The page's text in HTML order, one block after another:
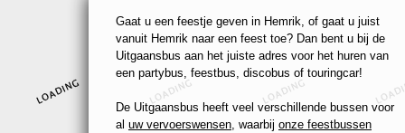
Gaat u een feestje geven in Hemrik, of gaat u juist
vanuit Hemrik naar een feest toe? Dan bent u bij de
Uitgaansbus aan het juiste adres voor het huren van
een partybus, feestbus, discobus of touringcar!
De Uitgaansbus heeft veel verschillende bussen voor
al uw vervoerswensen, waarbij onze feestbussen